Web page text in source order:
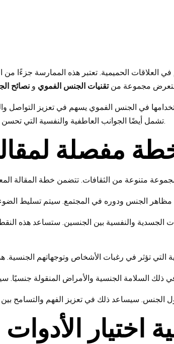
العلاقات الحميمية. تعتبر هذه الممارسة جزءًا
مجموعة منتقنيات الجنس الفموي ونصائح
في الجنس الفموي يسهم في تعزيز التواصل
تشمل أيضًا الجوانب العاطفية والنفسية التي تحسن من التفاعل الحميم. لذا، تابعونا لاكتشاف المزيد حول هذا الموضوع الشيق.
مفصلة
الجسدية والنفسية بين الجنسين. ستساعد هذه
اختيار